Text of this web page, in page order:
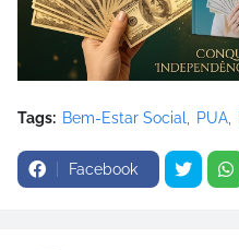
Tags: Bem-Estar Social PUA
Facebook